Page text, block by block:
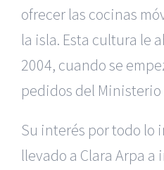
ofrecer las cocinas
la isla. Esta cultura le
2004, cuando se
pedidos del Ministerio
Su interés por todo lo
llevado a Clara Arpa a